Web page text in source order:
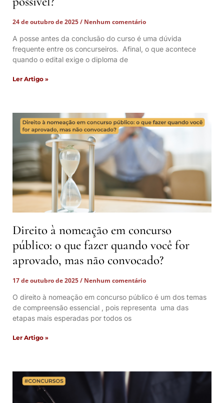
24 de outubro de 2025
Nenhum comentário
A posse antes da conclusão do curso é uma dúvida
frequente entre os concurseiros. Afinal, o que acontece
quando o edital exige o diploma de
Ler Artigo »
Direito à nomeação em concurso
público: o que fazer quando você for
aprovado, mas não convocado?
17 de outubro de 2025
Nenhum comentário
O direito à nomeação em concurso público é um dos temas
de compreensão essencial , pois representa uma das
etapas mais esperadas por todos os
Ler Artigo »